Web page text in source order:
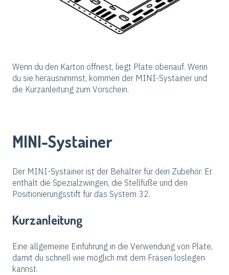
Wenn du den Karton öffnest, liegt Plate obenauf. Wenn
du sie herausnimmst, kommen der MINI-Systainer und
die Kurzanleitung zum Vorschein.
MINI-Systainer
Der MINI-Systainer ist der Behälter für dein Zubehör. Er
enthält die Spezialzwingen, die Stellfüße und den
Positionierungsstift für das System 32.
Kurzanleitung
Eine allgemeine Einführung in die Verwendung von Plate,
damit du schnell wie möglich mit dem Fräsen loslegen
kannst.